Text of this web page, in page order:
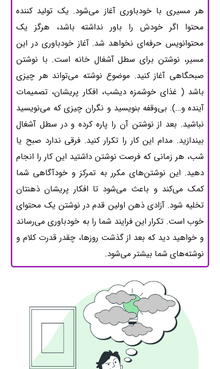
هر مسیری با خودباوری آغاز می‌شود. یک تولید کننده
محتوا اگر خودش را باور نداشته باشد، هرگز یک
محتوانویس حرفه‌ای نخواهد شد. آغاز خودباوری در این
مسیر، نوشتن برای سطل آشغال خانه است. با نوشتن
صبحگاهی آغاز کنید. موضوع نوشته می‌تواند هر چیزی
باشد ( غذای خوشمزه دیشب، افکار پریشان، تصمیمات
آینده و...). بی‌وقفه بنویسید و نگران چیزی که می‌نویسید
نباشید. بعد از نوشتن آن را پاره کرده و در سطل آشغال
بیندازید. مدام این کار را تکرار کنید. فرقی ندارد صبح یا
شب، هر زمانی که فرصت نوشتن داشتید این کار را انجام
دهید. این نوشتن‌های مکرر به تمرکز و خودآگاهی شما
کمک می‌کند و باعث می‌شود تا افکار پریشان ذهنتان
تخلیه شود. آزادی ذهن اولین قدم در نوشتن یک محتوای
خوب است. تکرار این فرایند شما را به خودباوری می‌رساند
و خواهید دید که بعد از گذشت روزها، چقدر قدرت کلام و
نوشته‌های شما بیشتر می‌شود.